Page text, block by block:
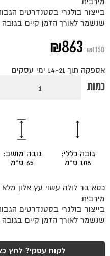
בייצור בולגרי בסטנדרטים
שנשמר לאורך הזמן קיים בגובה 65 ס"מ
₪1150
המחיר
המקורי
₪863
הנוכחי
הוא:
אספקה תוך 14-21 ימי עסקים
כמות
אלון
גובה כללי:
108 ס"מ
גובה מושב:
65 ס"מ
כסא בר לולה עשוי עץ אלון
מירבית
בייצור בולגרי בסטנדרטים
שנשמר לאורך הזמן קיים בגובה 65 ס"מ
לקוח עסקי? לחץ